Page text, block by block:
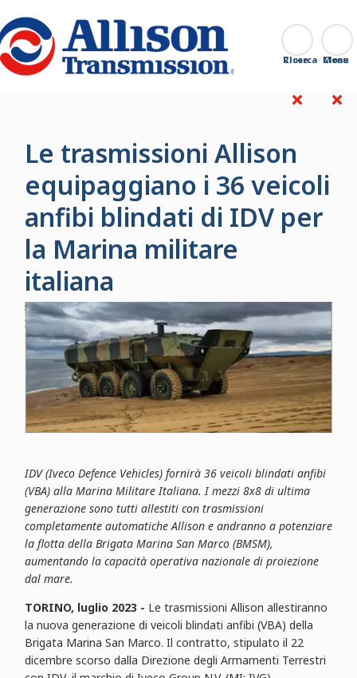
Go Home Ricerca
Close
Le trasmissioni Allison
equipaggiano i 36 veicoli
anfibi blindati di IDV per
la Marina militare
italiana
IDV (Iveco Defence Vehicles) fornirà 36 veicoli blindati anfibi
(VBA) alla Marina Militare Italiana. I mezzi 8x8 di ultima
generazione sono tutti allestiti con trasmissioni
completamente automatiche Allison e andranno a potenziare
la flotta della Brigata Marina San Marco (BMSM),
aumentando la capacità operativa nazionale di proiezione
dal mare.
TORINO, luglio 2023 - Le trasmissioni Allison allestiranno
la nuova generazione di veicoli blindati anfibi (VBA) della
Brigata Marina San Marco. Il contratto, stipulato il 22
dicembre scorso dalla Direzione degli Armamenti Terrestri